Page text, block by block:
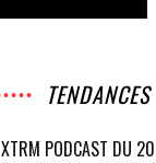
TENDANCES
XTRM PODCAST DU